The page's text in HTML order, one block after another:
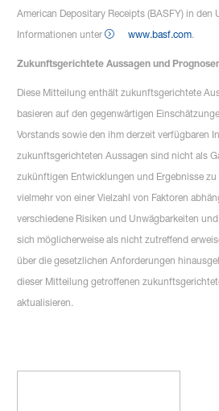
American Depositary Receipts (BASFY) in den
Informationen unter
www.basf.com.
Zukunftsgerichtete Aussagen und
Diese Mitteilung enthält zukunftsgerichtete
basieren auf den gegenwärtigen
Vorstands sowie den ihm derzeit verfügbaren
zukunftsgerichteten Aussagen sind nicht als
zukünftigen Entwicklungen und Ergebnisse zu
vielmehr von einer Vielzahl von Faktoren
verschiedene Risiken und Unwägbarkeiten
sich möglicherweise als nicht zutreffend
über die gesetzlichen Anforderungen
dieser Mitteilung getroffenen
aktualisieren.